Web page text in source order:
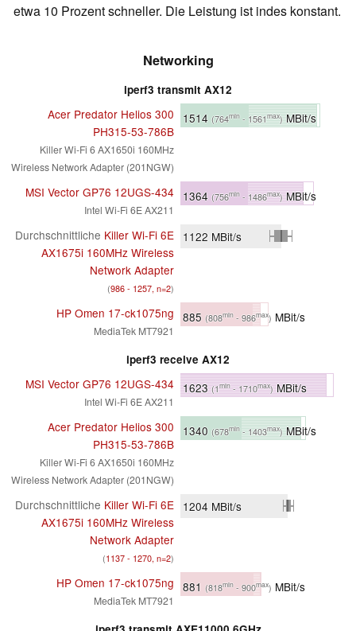
etwa 10 Prozent schneller. Die Leistung ist indes konstant.
Networking
iperf3 transmit AX12
Acer Predator Helios 300
PH315-53-786B
Killer Wi-Fi 6 AX1650i 160MHz
Wireless Network Adapter (201NGW)
1514 (764min - 1561max)MBit/s
MSI Vector GP76 12UGS-434
Intel Wi-Fi 6E AX211
1364 (756min - 1486max)MBit/s
Durchschnittliche Killer Wi-Fi 6E
AX1675i 160MHz Wireless
Network Adapter
(986 - 1257, n=2)
1122 MBit/s
HP Omen 17-ck1075ng
MediaTek MT7921
885 (808min - 986max) MBit/s
iperf3 receive AX12
MSI Vector GP76 12UGS-434
Intel Wi-Fi 6E AX211
1623 (1min- 1710max)MBit/s
Acer Predator Helios 300
PH315-53-786B
Killer Wi-Fi 6 AX1650i 160MHz
Wireless Network Adapter (201NGW)
1340 (678min- 1403max)MBit/s
Durchschnittliche Killer Wi-Fi 6E
AX1675i 160MHz Wireless
Network Adapter
(1137 - 1270, n=2)
1204 MBit/s
HP Omen 17-ck1075ng
MediaTek MT7921
881 (818min - 900max) MBit/s